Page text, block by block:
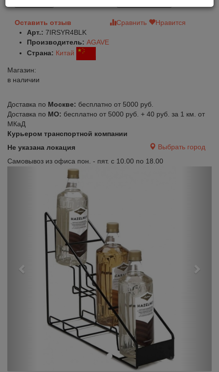
Оставить отзыв Сравнить
Нравится
Арт.: 7IRSYR4BLK
Производитель: AGAVE
Страна: Китай
Магазин:
в наличии
Доставка по Москве: бесплатно от 5000 руб.
Доставка по МО: бесплатно от 5000 руб. + 40 руб. за 1 км. от
МКаД
Курьером транспортной компании
Не указана локация
Выбрать город
Самовывоз из офиса пон. - пят. с 10.00 по 18.00